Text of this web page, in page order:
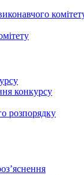
конкурсу
розпорядку